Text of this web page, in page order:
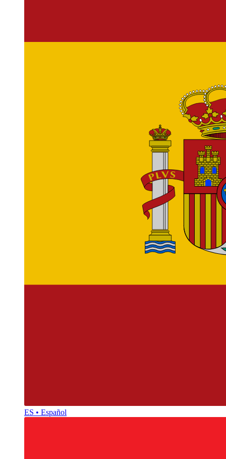
ES • Español